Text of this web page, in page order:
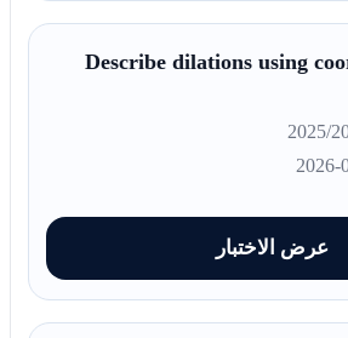
Describe dilations using
عرض الاختبار